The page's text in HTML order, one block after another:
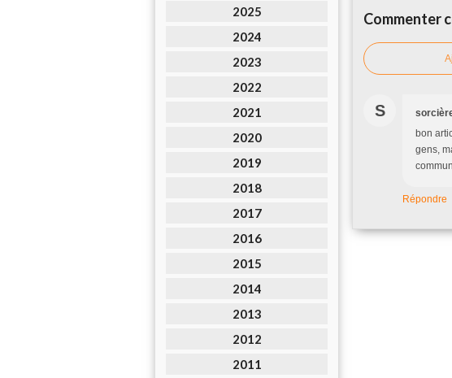
2025
2024
2023
2022
2021
2020
2019
2018
2017
2016
2015
2014
2013
2012
2011
Commenter
S
bon
gens,
Répondre